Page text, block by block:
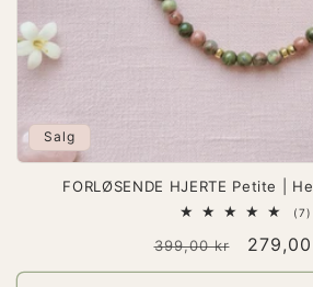
Salg
FORLØSENDE HJERTE Petite |
(7)
Vanlig
pris
399,00 kr